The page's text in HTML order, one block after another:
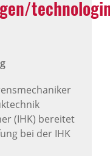
(IHK) bereitet
bei der IHK